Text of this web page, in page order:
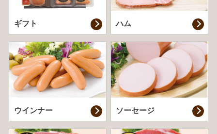
ギフト ハム
ウインナー ソーセージ